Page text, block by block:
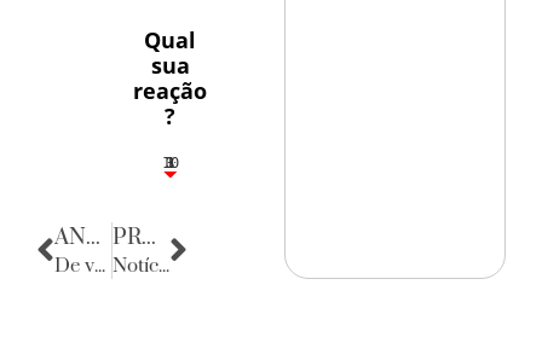
Qual
sua
reação
?
3
1
1
3
10
ANTERIOR
De volta para o passado
PRÓXIMA
Notícias de Sergipe